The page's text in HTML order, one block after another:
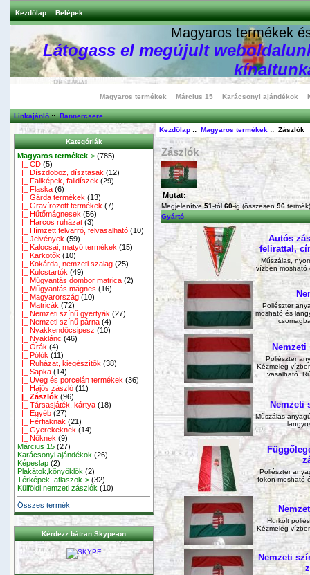
Kezdőlap Belépek
Magyaros termékek
Látogass el megújult
Magyaros termékek Március 15 Karácsonyi ajándékok
Linkajánló::Bannercsere
Kategóriák
Magyaros termékek-> (785)
|_ CD (5)
|_ Díszdoboz, dísztasak (12)
|_ Faliképek, falidíszek (29)
|_ Flaska (6)
|_ Gárda termékek (13)
|_ Gravírozott termékek (7)
|_ Hűtőmágnesek (56)
|_ Harcos ruházat (3)
|_ Hímzett felvarró, felvasalható (10)
|_ Jelvények (59)
|_ Kalocsai, matyó termékek (15)
|_ Karkötők (10)
|_ Kokárda, nemzeti szalag (25)
|_ Kulcstartók (49)
|_ Műgyantás dombor matrica (2)
|_ Műgyantás mágnes (16)
|_ Magyarország (10)
|_ Matricák (72)
|_ Nemzeti színű gyertyák (27)
|_ Nemzeti színű párna (4)
|_ Nyakkendőcsipesz (10)
|_ Nyaklánc (46)
|_ Órák (4)
|_ Pólók (11)
|_ Ruházat, kiegészítők (38)
|_ Sapka (14)
|_ Üveg és porcelán termékek (36)
|_ Hajós zászló (11)
|_ Zászlók (96)
|_ Társasjáték, kártya (18)
|_ Egyéb (27)
|_ Férfiaknak (21)
|_ Gyerekeknek (14)
|_ Nőknek (9)
Március 15 (27)
Karácsonyi ajándékok (26)
Képeslap (2)
Plakátok,könyöklők (2)
Térképek, atlaszok-> (32)
Külföldi nemzeti zászlók (10)
Összes termék
Kérdezz bátran Skype-on
Kezdőlap:: Magyaros termékek:: Zászlók
Zászlók
Mutat:
Megjelenítve51-tól 60-ig (összesen 96 termék)
Gyártó
Autós
felirattal,
Műszálas,
vízben mosható
Poliészter
mosható és
Poliészter
Kézmeleg
vasalható.
Nemzeti
Műszálas
Poliészter
fokon mosható
Hurkolt
Kézmeleg
Nemzeti